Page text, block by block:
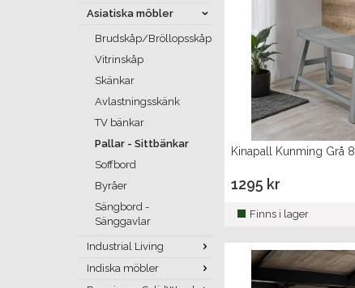
Asiatiska möbler
Brudskåp/Bröllopsskåp
Vitrinskåp
Skänkar
Avlastningsskänk
TV bänkar
Pallar - Sittbänkar
Soffbord
Byråer
Sängbord -
Sänggavlar
Industrial Living
Indiska möbler
Kinapall Kunming Grå
1295 kr
Finns i lager